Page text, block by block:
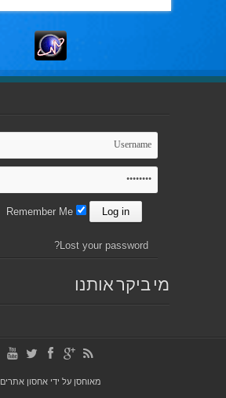
Lost your password?
מי ביקר אותנו
מאוחסן על ידיאחסון אתרים